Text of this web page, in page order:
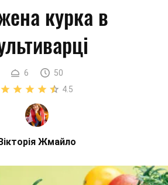
курка в
6
50
4.5
Жмайло